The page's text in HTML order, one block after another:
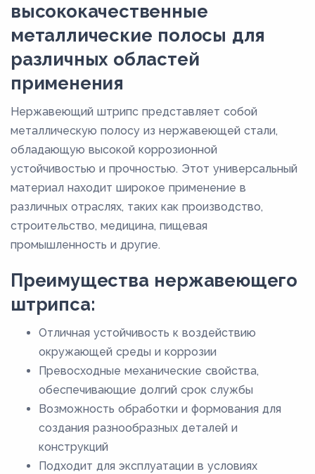
высококачественные
металлические полосы для
различных областей
применения
Нержавеющий штрипс представляет собой
металлическую полосу из нержавеющей стали,
обладающую высокой коррозионной
устойчивостью и прочностью. Этот универсальный
материал находит широкое применение в
различных отраслях, таких как производство,
строительство, медицина, пищевая
промышленность и другие.
Преимущества нержавеющего
штрипса:
Отличная устойчивость к воздействию
окружающей среды и коррозии
Превосходные механические свойства,
обеспечивающие долгий срок службы
Возможность обработки и формования для
создания разнообразных деталей и
конструкций
Подходит для эксплуатации в условиях